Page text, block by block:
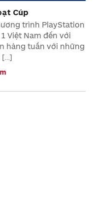
Cúp
trình PlayStation
Việt Nam đến với
hàng tuần với những
[…]